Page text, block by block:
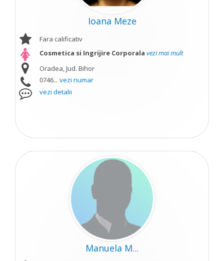
Ioana Meze
Fara calificativ
Cosmetica si Ingrijire Corporala vezi mai mult
Oradea, Jud. Bihor
0746... vezi numar
vezi detalii
Manuela M...